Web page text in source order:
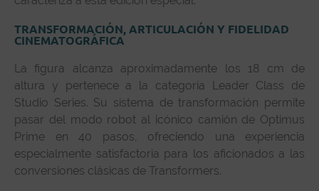
TRANSFORMACIÓN, ARTICULACIÓN Y FIDELIDAD
CINEMATOGRÁFICA
La figura alcanza aproximadamente los 18 cm de
altura y pertenece a la categoría Leader Class de
Studio Series. Su sistema de transformación permite
pasar del modo robot al icónico camión de Optimus
Prime en 40 pasos, ofreciendo una experiencia
especialmente satisfactoria para los aficionados a las
conversiones clásicas de Transformers.